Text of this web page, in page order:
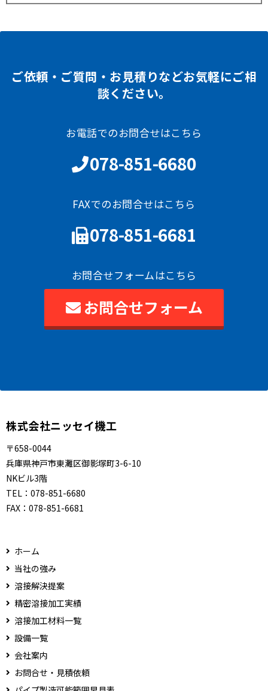
ご依頼・ご質問・お見積りなどお気軽にご相
談ください。
お電話でのお問合せはこちら
078-851-6680
FAXでのお問合せはこちら
078-851-6681
お問合せフォームはこちら
お問合せフォーム
株式会社ニッセイ機工
〒658-0044
兵庫県神戸市東灘区御影塚町3-6-10
NKビル3階
TEL： 078-851-6680
FAX： 078-851-6681
ホーム
当社の強み
溶接解決提案
精密溶接加工実績
溶接加工材料一覧
設備一覧
会社案内
お問合せ・見積依頼